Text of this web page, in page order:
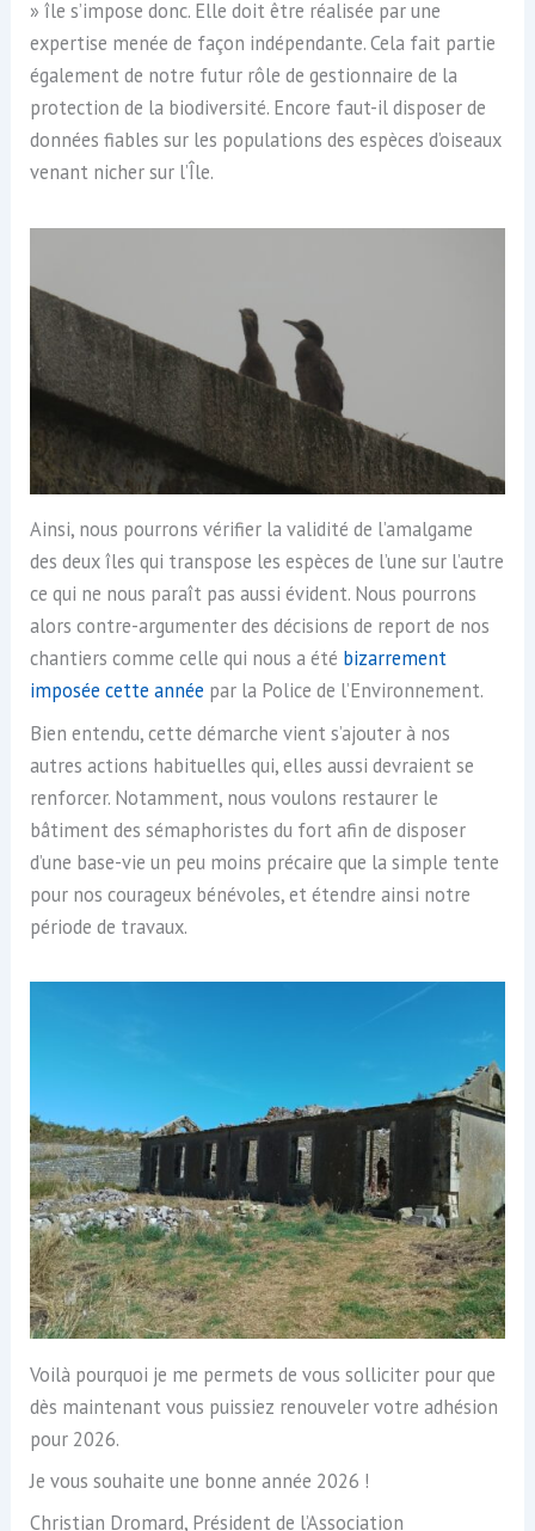
» île s’impose donc. Elle doit être réalisée par une
expertise menée de façon indépendante. Cela fait partie
également de notre futur rôle de gestionnaire de la
protection de la biodiversité. Encore faut-il disposer de
données fiables sur les populations des espèces d’oiseaux
venant nicher sur l’Île.
Ainsi, nous pourrons vérifier la validité de l’amalgame
des deux îles qui transpose les espèces de l’une sur l’autre
ce qui ne nous paraît pas aussi évident. Nous pourrons
alors contre-argumenter des décisions de report de nos
chantiers comme celle qui nous a été bizarrement
imposée cette année par la Police de l’Environnement.
Bien entendu, cette démarche vient s’ajouter à nos
autres actions habituelles qui, elles aussi devraient se
renforcer. Notamment, nous voulons restaurer le
bâtiment des sémaphoristes du fort afin de disposer
d’une base-vie un peu moins précaire que la simple tente
pour nos courageux bénévoles, et étendre ainsi notre
période de travaux.
Voilà pourquoi je me permets de vous solliciter pour que
dès maintenant vous puissiez renouveler votre adhésion
pour 2026.
Je vous souhaite une bonne année 2026 !
Christian Dromard, Président de l’Association